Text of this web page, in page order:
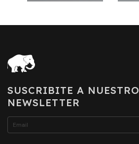
SUSCRIBITE A NUESTRO
NEWSLETTER